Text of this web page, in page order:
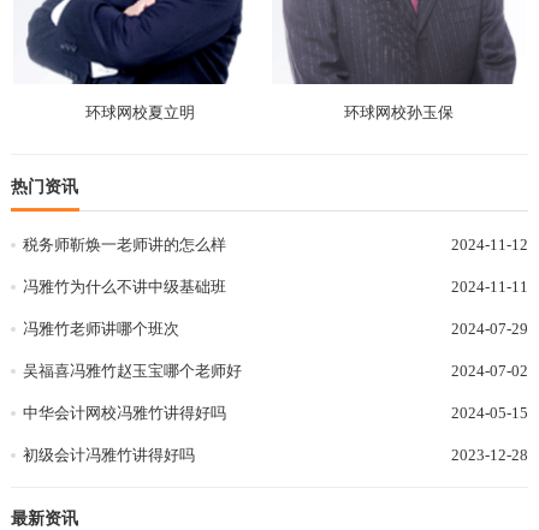
环球网校夏立明 环球网校孙玉保
热门资讯
税务师靳焕一老师讲的怎么样 2024-11-12
冯雅竹为什么不讲中级基础班 2024-11-11
冯雅竹老师讲哪个班次 2024-07-29
吴福喜冯雅竹赵玉宝哪个老师好 2024-07-02
中华会计网校冯雅竹讲得好吗 2024-05-15
初级会计冯雅竹讲得好吗 2023-12-28
最新资讯